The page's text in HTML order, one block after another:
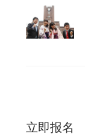
立即报名